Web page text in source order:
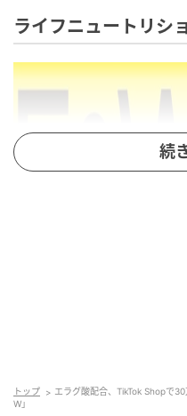
ライフニュートリシ
対象商品：ダイエッ
続
トップ
エラグ酸配合、TikTok Shopで
W」